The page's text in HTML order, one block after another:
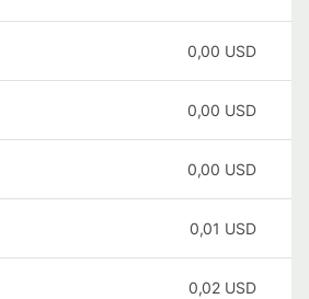
0,00 USD
0,00 USD
0,00 USD
0,01 USD
0,02 USD